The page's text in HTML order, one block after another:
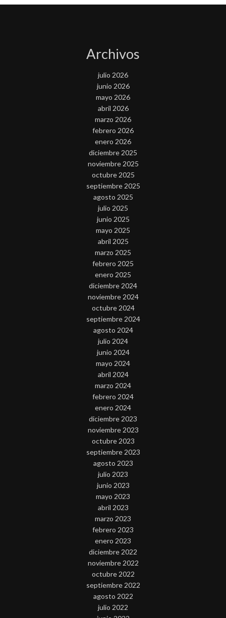
Archivos
julio 2026
junio 2026
mayo 2026
abril 2026
marzo 2026
febrero 2026
enero 2026
diciembre 2025
noviembre 2025
octubre 2025
septiembre 2025
agosto 2025
julio 2025
junio 2025
mayo 2025
abril 2025
marzo 2025
febrero 2025
enero 2025
diciembre 2024
noviembre 2024
octubre 2024
septiembre 2024
agosto 2024
julio 2024
junio 2024
mayo 2024
abril 2024
marzo 2024
febrero 2024
enero 2024
diciembre 2023
noviembre 2023
octubre 2023
septiembre 2023
agosto 2023
julio 2023
junio 2023
mayo 2023
abril 2023
marzo 2023
febrero 2023
enero 2023
diciembre 2022
noviembre 2022
octubre 2022
septiembre 2022
agosto 2022
julio 2022